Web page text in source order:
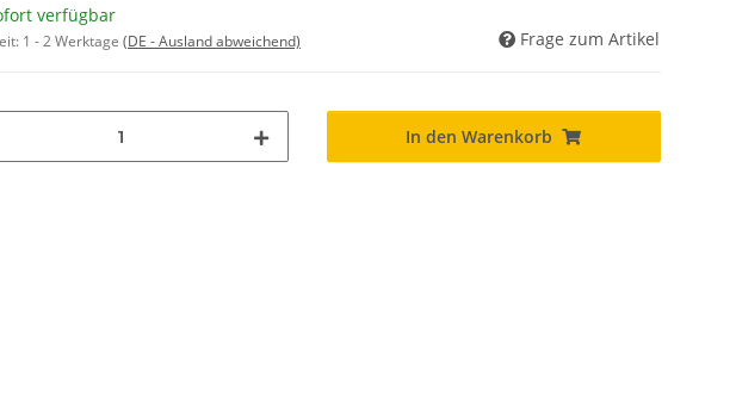
verfügbar
1 - 2 Werktage (DE - Ausland abweichend) Frage zum Artikel
In den Warenkorb